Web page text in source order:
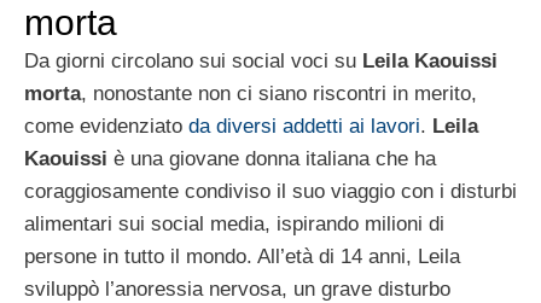
morta
Da giorni circolano sui social voci su Leila Kaouissi
morta, nonostante non ci siano riscontri in merito,
come evidenziato da diversi addetti ai lavori. Leila
Kaouissi è una giovane donna italiana che ha
coraggiosamente condiviso il suo viaggio con i disturbi
alimentari sui social media, ispirando milioni di
persone in tutto il mondo. All’età di 14 anni, Leila
sviluppò l’anoressia nervosa, un grave disturbo